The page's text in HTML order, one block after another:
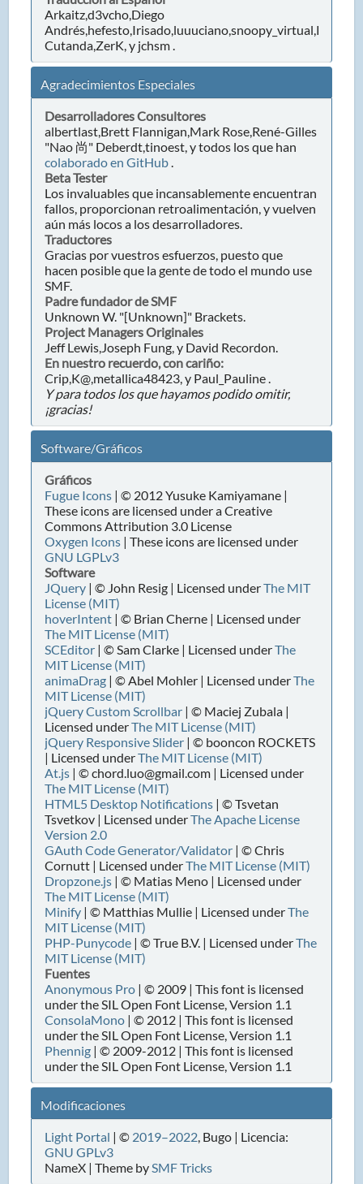
Arkaitz,d3vcho,Diego
Andrés,hefesto,Irisado,luuuciano,snoopy_virtual,Ramón
Cutanda,ZerK, y jchsm .
Agradecimientos Especiales
Desarrolladores Consultores
albertlast,Brett Flannigan,Mark Rose,René-Gilles
"Nao 尚" Deberdt,tinoest, y todos los que han
colaborado en GitHub.
Beta Tester
Los invaluables que incansablemente encuentran
fallos, proporcionan retroalimentación, y vuelven
aún más locos a los desarrolladores.
Traductores
Gracias por vuestros esfuerzos, puesto que
hacen posible que la gente de todo el mundo use
SMF.
Padre fundador de SMF
Unknown W. "[Unknown]" Brackets.
Project Managers Originales
Jeff Lewis,Joseph Fung, y David Recordon.
En nuestro recuerdo, con cariño:
Crip,K@,metallica48423, y Paul_Pauline .
Y para todos los que hayamos podido omitir,
¡gracias!
Software/Gráficos
Gráficos
Fugue Icons | © 2012 Yusuke Kamiyamane |
These icons are licensed under a Creative
Commons Attribution 3.0 License
Oxygen Icons | These icons are licensed under
GNU LGPLv3
Software
JQuery | © John Resig | Licensed underThe MIT
License (MIT)
hoverIntent | © Brian Cherne | Licensed under
The MIT License (MIT)
SCEditor | © Sam Clarke | Licensed underThe
MIT License (MIT)
animaDrag | © Abel Mohler | Licensed underThe
MIT License (MIT)
jQuery Custom Scrollbar | © Maciej Zubala |
Licensed underThe MIT License (MIT)
jQuery Responsive Slider | © booncon ROCKETS
| Licensed underThe MIT License (MIT)
At.js | © chord.luo@gmail.com | Licensed under
The MIT License (MIT)
HTML5 Desktop Notifications | © Tsvetan
Tsvetkov | Licensed underThe Apache License
Version 2.0
GAuth Code Generator/Validator | © Chris
Cornutt | Licensed underThe MIT License (MIT)
Dropzone.js | © Matias Meno | Licensed under
The MIT License (MIT)
Minify | © Matthias Mullie | Licensed underThe
MIT License (MIT)
PHP-Punycode | © True B.V. | Licensed underThe
MIT License (MIT)
Fuentes
Anonymous Pro | © 2009 | This font is licensed
under the SIL Open Font License, Version 1.1
ConsolaMono | © 2012 | This font is licensed
under the SIL Open Font License, Version 1.1
Phennig | © 2009-2012 | This font is licensed
under the SIL Open Font License, Version 1.1
Modificaciones
Light Portal | © 2019–2022, Bugo | Licencia:
GNU GPLv3
NameX | Theme bySMF Tricks